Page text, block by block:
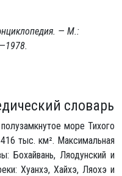
— М.:
словарь
море Тихого
тыс. км². Максимальная
Бохайвань, Ляодунский и
Хуанхэ, Хайхэ, Ляохэ и